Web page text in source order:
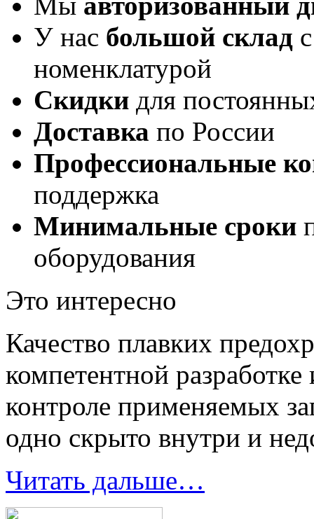
У нас большой склад
номенклатурой
Скидки для
Доставка по России
Профессиональные
поддержка
Минимальные сроки
оборудования
Это интересно
Качество плавких
компетентной
контроле применяемых
одно скрыто внутри и
Читать дальше…